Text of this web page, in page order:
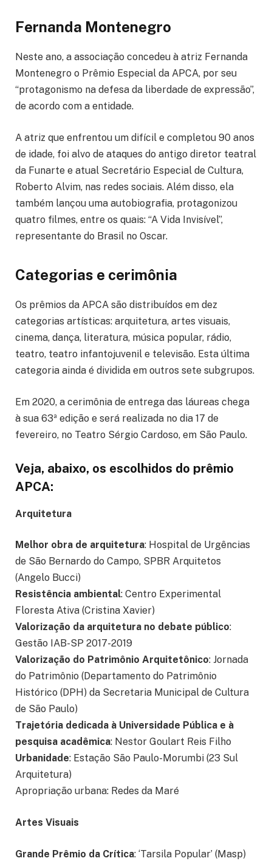
Fernanda Montenegro
Neste ano, a associação concedeu à atriz Fernanda
Montenegro o Prêmio Especial da APCA, por seu
“protagonismo na defesa da liberdade de expressão”,
de acordo com a entidade.
A atriz que enfrentou um difícil e completou 90 anos
de idade, foi alvo de ataques do antigo diretor teatral
da Funarte e atual Secretário Especial de Cultura,
Roberto Alvim, nas redes sociais. Além disso, ela
também lançou uma autobiografia, protagonizou
quatro filmes, entre os quais: “A Vida Invisível”,
representante do Brasil no Oscar.
Categorias e cerimônia
Os prêmios da APCA são distribuídos em dez
categorias artísticas: arquitetura, artes visuais,
cinema, dança, literatura, música popular, rádio,
teatro, teatro infantojuvenil e televisão. Esta última
categoria ainda é dividida em outros sete subgrupos.
Em 2020, a cerimônia de entrega das láureas chega
à sua 63ª edição e será realizada no dia 17 de
fevereiro, no Teatro Sérgio Cardoso, em São Paulo.
Veja, abaixo, os escolhidos do prêmio
APCA:
Arquitetura
Melhor obra de arquitetura: Hospital de Urgências
de São Bernardo do Campo, SPBR Arquitetos
(Angelo Bucci)
Resistência ambiental: Centro Experimental
Floresta Ativa (Cristina Xavier)
Valorização da arquitetura no debate público:
Gestão IAB-SP 2017-2019
Valorização do Patrimônio Arquitetônico: Jornada
do Patrimônio (Departamento do Patrimônio
Histórico (DPH) da Secretaria Municipal de Cultura
de São Paulo)
Trajetória dedicada à Universidade Pública e à
pesquisa acadêmica: Nestor Goulart Reis Filho
Urbanidade: Estação São Paulo-Morumbi (23 Sul
Arquitetura)
Apropriação urbana: Redes da Maré
Artes Visuais
Grande Prêmio da Crítica: ‘Tarsila Popular’ (Masp)